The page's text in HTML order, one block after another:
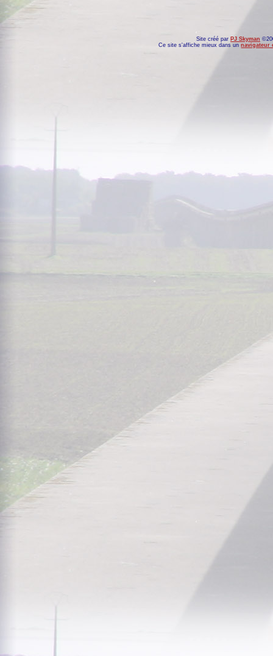
Site créé par PJ Skyman
Ce site s'affiche mieux dans unnavigateur